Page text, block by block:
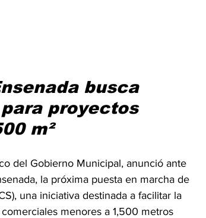
busca
proyectos
m²
del Gobierno Municipal, anunció ante
la próxima puesta en marcha de
una iniciativa destinada a facilitar la
menores a 1,500 metros